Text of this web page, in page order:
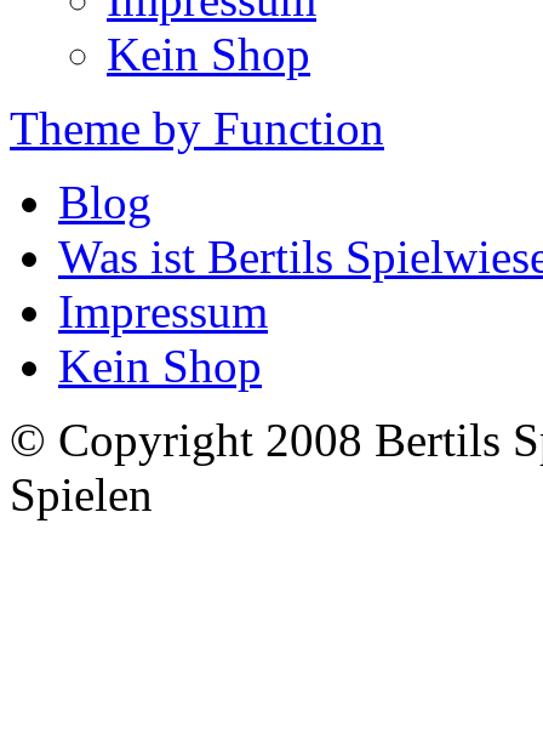
Kein Shop
Theme by Function
Blog
Was ist Bertils
Impressum
Kein Shop
© Copyright 2008 Bertils
Spielen